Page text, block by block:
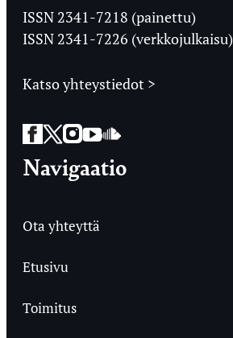
Ylioppilaslehti
ISSN 2341-7218 (painettu)
ISSN 2341-7226 (verkkojulkaisu)
Katso yhteystiedot >
Facebook
Twitter
Instagram
YouTube
SoundCloud
Navigaatio
Ota yhteyttä
Etusivu
Toimitus